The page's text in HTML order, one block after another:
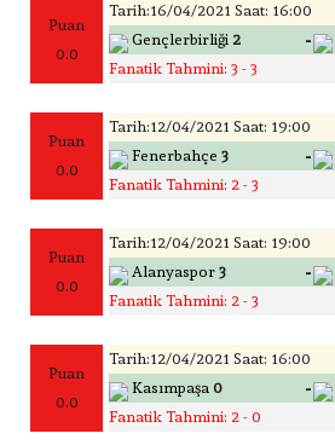
Puan
0.0
Tarih:16/04/2021 Saat: 16:00
Gençlerbirliği 2 -
Fanatik Tahmini: 3 - 3
Puan
0.0
Tarih:12/04/2021 Saat: 19:00
Fenerbahçe 3 -
Fanatik Tahmini: 2 - 3
Puan
0.0
Tarih:12/04/2021 Saat: 19:00
Alanyaspor 3 -
Fanatik Tahmini: 2 - 3
Puan
0.0
Tarih:12/04/2021 Saat: 16:00
Kasımpaşa 0 -
Fanatik Tahmini: 2 - 0